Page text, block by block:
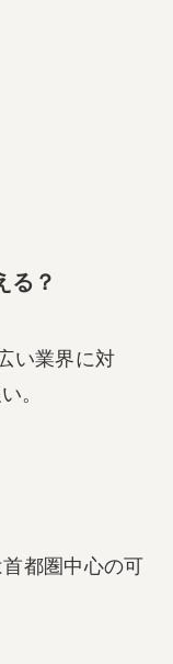
る？
い業界に対
。
都圏中心の可